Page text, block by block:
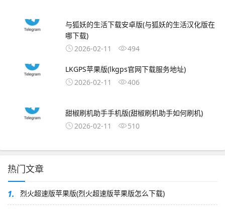
与狐妖的生活下载安卓版(与狐妖的生活汉化版在
哪下载)
2026-02-11
494
LKGPS苹果版(lkgps官网下载服务地址)
2026-02-11
406
甜椒刷机助手手机版(甜椒刷机助手如何刷机)
2026-02-11
510
热门文章
1. 烈火超速版苹果版(烈火超速版苹果版怎么下载)